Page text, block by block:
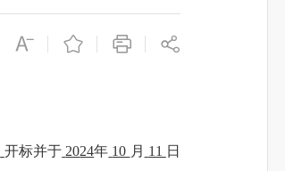
开标并于 2024年 10 月 11 日